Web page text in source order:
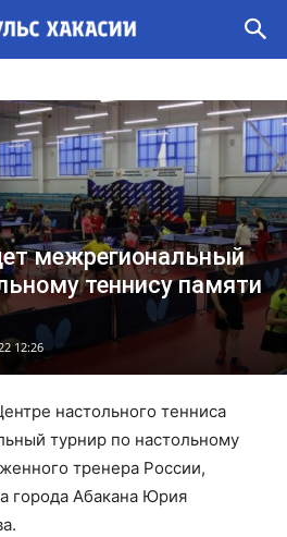
межрегиональный
теннису памяти
12:26
настольного тенниса
турнир по настольному
тренера России,
города Абакана Юрия